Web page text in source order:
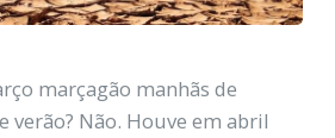
marçagão manhãs de
verão? Não. Houve em abril